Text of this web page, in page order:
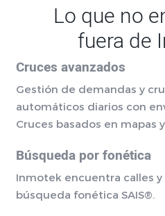
Lo que no
fuera de
Cruces avanzados
Gestión de demandas y
automáticos diarios con
Cruces basados en mapas
Búsqueda por fonética
Inmotek encuentra calles
búsqueda fonética SAIS®.